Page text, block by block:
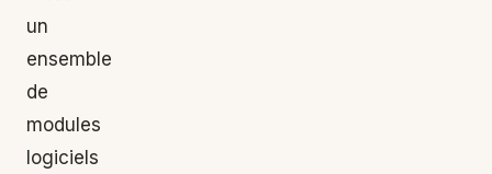
un
ensemble
de
modules
logiciels